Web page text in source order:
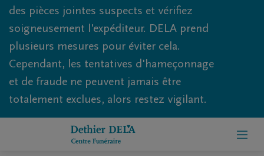
des pièces jointes suspects et vérifiez
soigneusement l'expéditeur. DELA prend
plusieurs mesures pour éviter cela.
Cependant, les tentatives d'hameçonnage
et de fraude ne peuvent jamais être
totalement exclues, alors restez vigilant.